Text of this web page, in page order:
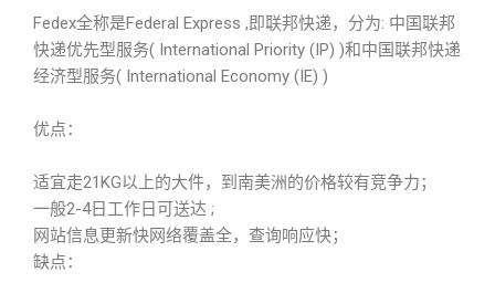
Fedex全称是Federal Express ,即联邦快递，分为: 中国联邦
快递优先型服务( International Priority (IP) )和中国联邦快递
经济型服务( International Economy (IE) )
优点：
适宜走21KG以上的大件，到南美洲的价格较有竞争力；
一般2-4日工作日可送达 ;
网站信息更新快网络覆盖全，查询响应快；
缺点：